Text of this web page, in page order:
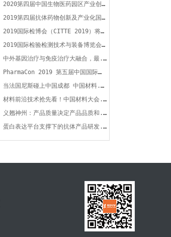
2020第四届中国生物医药园区产业创...
2019第四届抗体药物创新及产业化国...
2019国际检博会（CITTE 2019）将于...
2019国际检验检测技术与装备博览会...
中外基因治疗与免疫治疗大融合，最...
PharmaCon 2019 第五届中国国际化...
当法国尼斯碰上中国成都 中国材料...
材料前沿技术抢先看！中国材料大会...
义翘神州：产品质量决定产品品质和...
蛋白表达平台支撑下的抗体产品研发...